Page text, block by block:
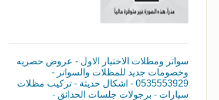
سواتر ومظلات الاختيار الاول - عروض حصريه
وخصومات جديد للمظلات والسواتر -
0535553929 - اشكال حديثة - تركيب مظلات
سيارات - برجولات جلسات الحدائق -